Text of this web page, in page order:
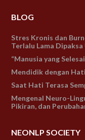
BLOG
Stres Kronis dan
Terlalu Lama
“Manusia yang
Mendidik dengan Hati
Saat Hati Terasa
Mengenal Neuro-
Pikiran, dan
NEONLP SOCIETY